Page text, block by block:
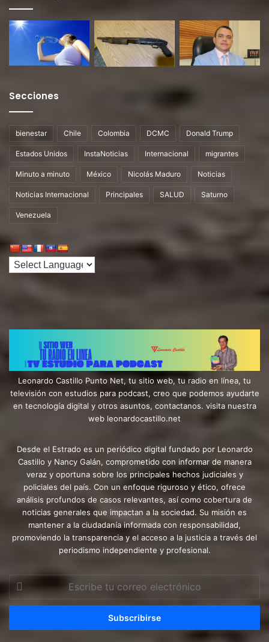
Secciones
bienestar Chile Colombia DCMC Donald Trump
Estados Unidos InstaNoticias Internacional migrantes
Minuto a minuto México Nicolás Maduro Noticias
Noticias Internacional Principales SALUD Saturno
Venezuela
Leonardo Castillo Punto Net, tu sitio web, tu radio en línea, tu
televisión con estudios para podcast, creo que podemos ayudarte
en tecnología digital y otros asuntos, contactanos. visita nuestra
web leonardocastillo.net
Desde el Estrado es un periódico digital fundado por Leonardo
Castillo y Nancy Galán, comprometido con informar de manera
veraz y oportuna sobre los principales hechos judiciales y
policiales del país. Con un enfoque riguroso y ético, ofrece
análisis profundos de casos relevantes, así como cobertura de
noticias generales que impactan a la sociedad. Su misión es
mantener a la ciudadanía informada con responsabilidad,
promoviendo la transparencia y el acceso a la justicia a través del
periodismo independiente y profesional.
correo